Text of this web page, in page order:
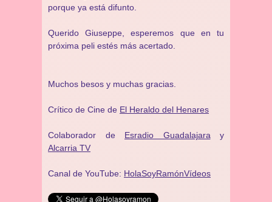
porque ya está difunto.
Querido Giuseppe, esperemos que en tu
próxima peli estés más acertado.
Muchos besos y muchas gracias.
Crítico de Cine de El Heraldo del Henares
Colaborador de Esradio Guadalajara y
Alcarria TV
Canal de YouTube: HolaSoyRamónVídeos